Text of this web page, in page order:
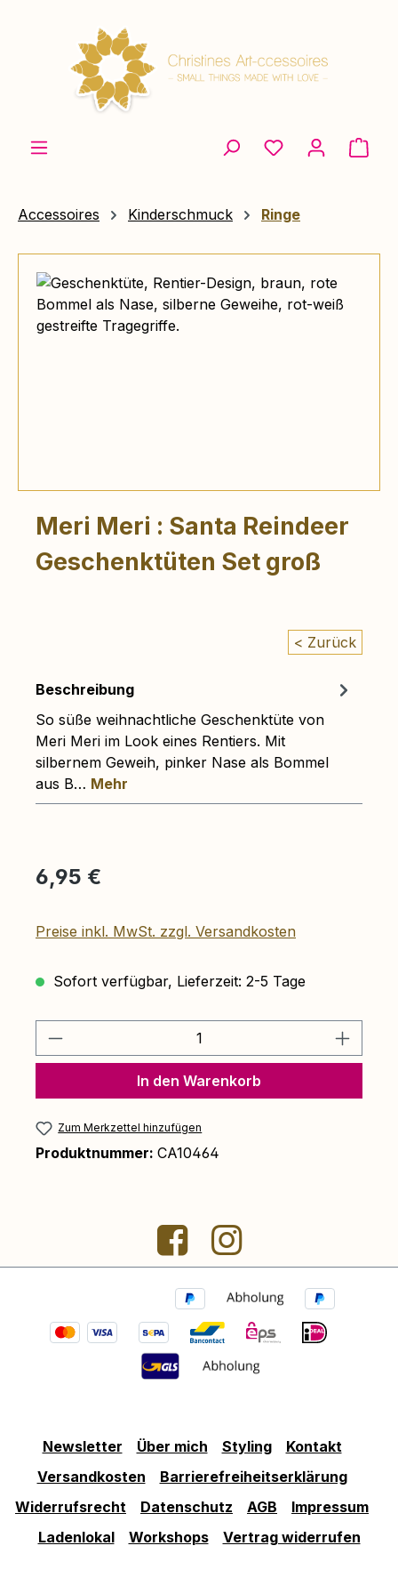
Accessoires Kinderschmuck Ringe
Bildergalerie überspringen
Meri Meri : Santa Reindeer
Geschenktüten Set groß
< Zurück
Beschreibung
So süße weihnachtliche Geschenktüte von
Meri Meri im Look eines Rentiers. Mit
silbernem Geweih, pinker Nase als Bommel
aus B… Mehr
Regulärer Preis:
6,95 €
Preise inkl. MwSt. zzgl. Versandkosten
Sofort verfügbar, Lieferzeit: 2-5 Tage
Produkt Anzahl: Gib den
In den Warenkorb
Zum Merkzettel hinzufügen
Produktnummer: CA10464
Newsletter Über mich Styling
Kontakt
Versandkosten
Barrierefreiheitserklärung
Widerrufsrecht
Datenschutz AGB
Impressum
Ladenlokal
Workshops Vertrag widerrufen